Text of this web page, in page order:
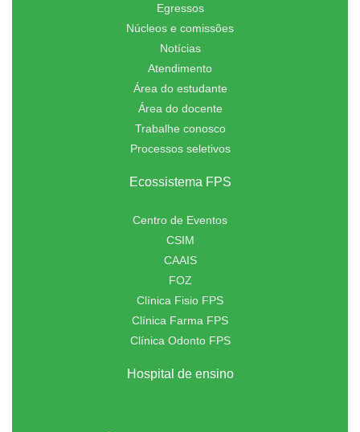
Egressos
Núcleos e comissões
Notícias
Atendimento
Área do estudante
Área do docente
Trabalhe conosco
Processos seletivos
Ecossistema FPS
Centro de Eventos
CSIM
CAAIS
FOZ
Clínica Fisio FPS
Clínica Farma FPS
Clínica Odonto FPS
Hospital de ensino